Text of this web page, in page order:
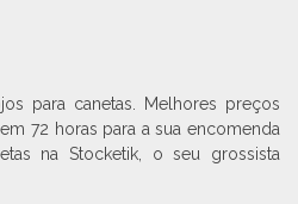
para canetas. Melhores preços
72 horas para a sua encomenda
na Stocketik, o seu grossista